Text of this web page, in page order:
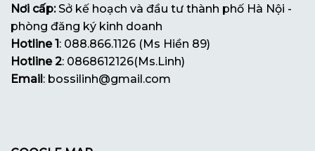
Nơi cấp:Sở kế hoạch và đầu tư thành phố Hà Nội -
phòng đăng ký kinh doanh
Hotline 1: 088.866.1126 (Ms Hiền 89)
Hotline 2: 0868612126(Ms.Linh)
Email: bossilinh@gmail.com